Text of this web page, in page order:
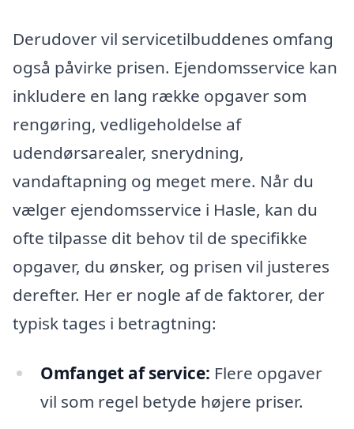
Derudover vil servicetilbuddenes omfang
også påvirke prisen. Ejendomsservice kan
inkludere en lang række opgaver som
rengøring, vedligeholdelse af
udendørsarealer, snerydning,
vandaftapning og meget mere. Når du
vælger ejendomsservice i Hasle, kan du
ofte tilpasse dit behov til de specifikke
opgaver, du ønsker, og prisen vil justeres
derefter. Her er nogle af de faktorer, der
typisk tages i betragtning:
Omfanget af service: Flere opgaver
vil som regel betyde højere priser.